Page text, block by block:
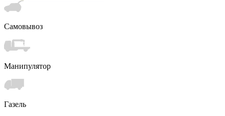
Самовывоз
Манипулятор
Газель